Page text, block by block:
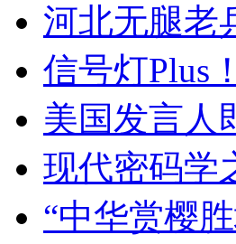
河北无腿老
信号灯Plus
美国发言人
现代密码
“中华赏樱